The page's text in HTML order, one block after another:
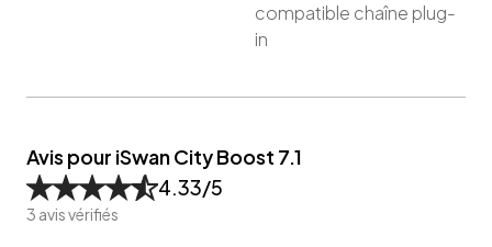
compatible chaîne plug-
in
Avis pour iSwan City Boost 7.1
4.33/5
3 avis vérifiés